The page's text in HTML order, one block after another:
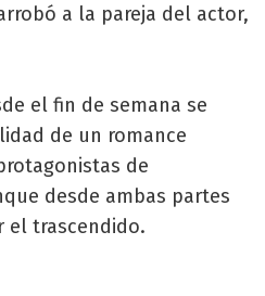
a la pareja del actor,
el fin de semana se
de un romance
de
desde ambas partes
el trascendido.